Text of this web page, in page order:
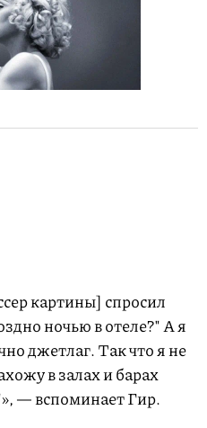
картины] спросил
ночью в отеле?" А я
джетлаг. Так что я не
в залах и барах
— вспоминает Гир.